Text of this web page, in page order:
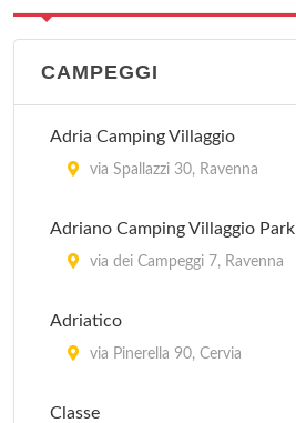
CAMPEGGI
Adria Camping Villaggio
via Spallazzi 30, Ravenna
Adriano Camping Villaggio Park
via dei Campeggi 7, Ravenna
Adriatico
via Pinerella 90, Cervia
Classe